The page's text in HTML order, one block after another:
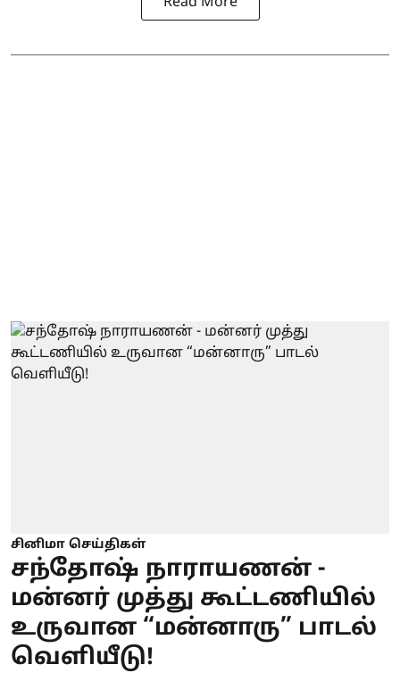
சினிமா செய்திகள்
சந்தோஷ் நாராயணன் -
மன்னர் முத்து கூட்டணியில்
உருவான “மன்னாரு” பாடல்
வெளியீடு!